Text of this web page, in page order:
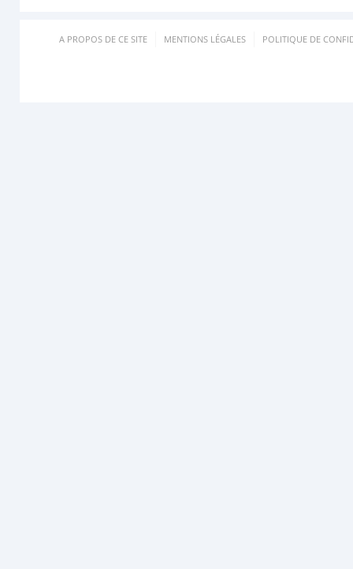
A PROPOS DE CE SITE MENTIONS LÉGALES POLITIQUE DE